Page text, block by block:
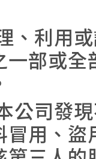
、利用
部或全
公司發
用、